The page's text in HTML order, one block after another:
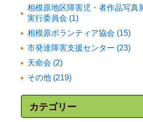
相模原地区障害児・者作品写真
実行委員会 (1)
相模原ボランティア協会 (15)
市発達障害支援センター (23)
天命会 (2)
その他 (219)
カテゴリー